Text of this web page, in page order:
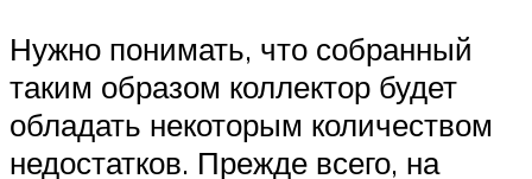
Нужно понимать, что собранный
таким образом коллектор будет
обладать некоторым количеством
недостатков. Прежде всего, на